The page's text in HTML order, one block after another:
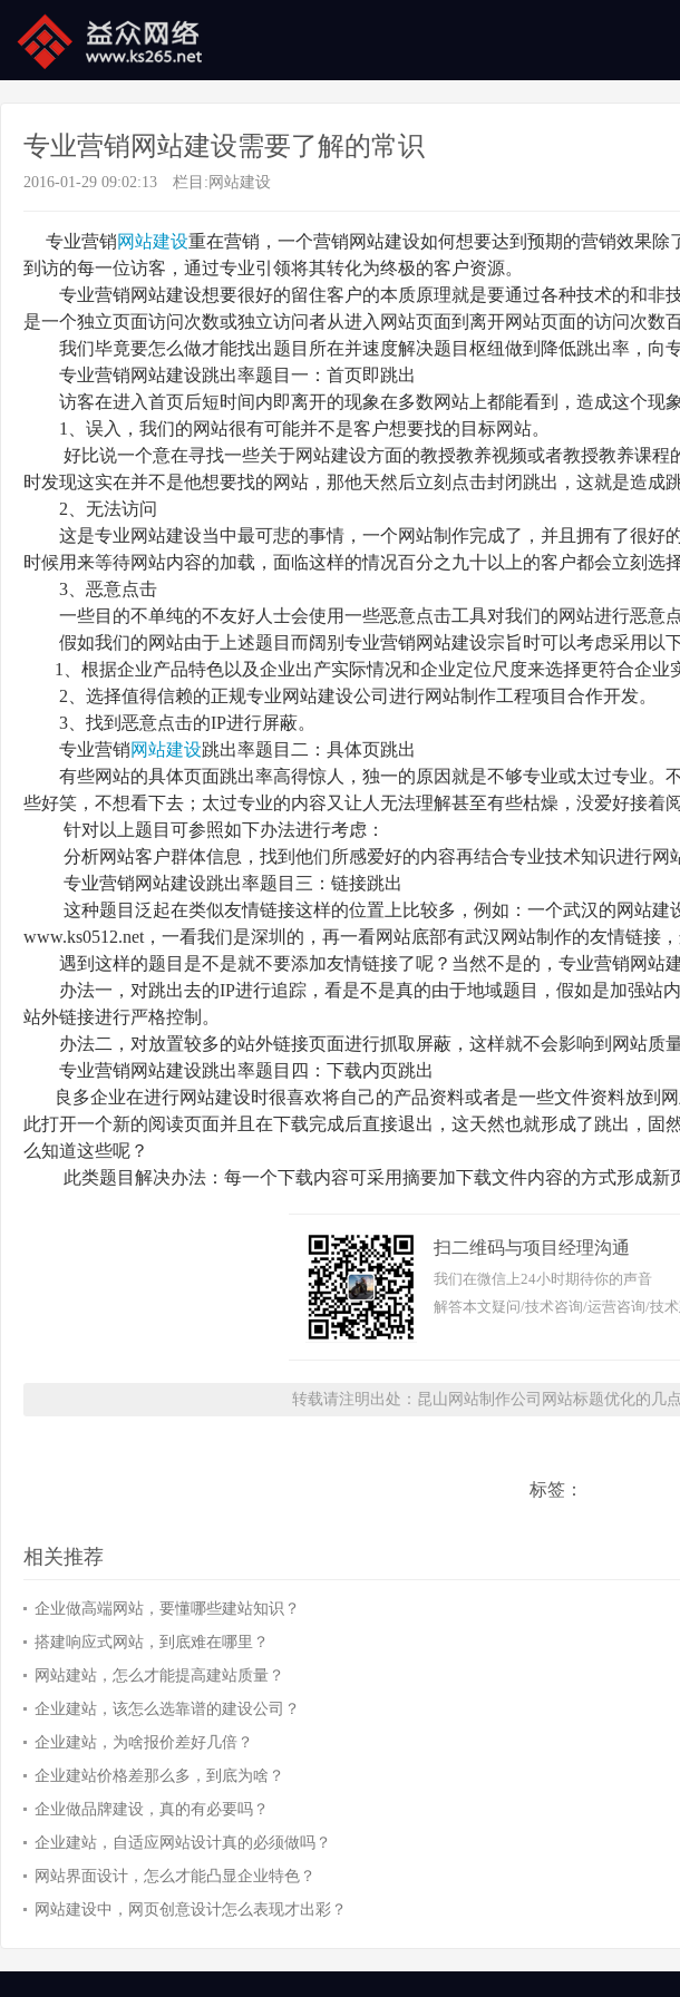
专业营销网站建设需要了解的常识
2016-01-29 09:02:13 栏目: 网站建设
专业营销网站建设重在营销，一个营销网站建设如何想要达到预期的营销效果
到访的每一位访客，通过专业引领将其转化为终极的客户资源。
专业营销网站建设想要很好的留住客户的本质原理就是要通过各种技术的和非
是一个独立页面访问次数或独立访问者从进入网站页面到离开网站页面的访问次数
我们毕竟要怎么做才能找出题目所在并速度解决题目枢纽做到降低跳出率，向
专业营销网站建设跳出率题目一：首页即跳出
访客在进入首页后短时间内即离开的现象在多数网站上都能看到，造成这个现象
1、误入，我们的网站很有可能并不是客户想要找的目标网站。
好比说一个意在寻找一些关于网站建设方面的教授教养视频或者教授教养课程
时发现这实在并不是他想要找的网站，那他天然后立刻点击封闭跳出，这就是造成
2、无法访问
这是专业网站建设当中最可悲的事情，一个网站制作完成了，并且拥有了很好
时候用来等待网站内容的加载，面临这样的情况百分之九十以上的客户都会立刻选
3、恶意点击
一些目的不单纯的不友好人士会使用一些恶意点击工具对我们的网站进行恶意点
假如我们的网站由于上述题目而阔别专业营销网站建设宗旨时可以考虑采用以下
1、根据企业产品特色以及企业出产实际情况和企业定位尺度来选择更符合企业
2、选择值得信赖的正规专业网站建设公司进行网站制作工程项目合作开发。
3、找到恶意点击的IP进行屏蔽。
专业营销网站建设跳出率题目二：具体页跳出
有些网站的具体页面跳出率高得惊人，独一的原因就是不够专业或太过专业。
些好笑，不想看下去；太过专业的内容又让人无法理解甚至有些枯燥，没爱好接着阅
针对以上题目可参照如下办法进行考虑：
分析网站客户群体信息，找到他们所感爱好的内容再结合专业技术知识进行网
专业营销网站建设跳出率题目三：链接跳出
这种题目泛起在类似友情链接这样的位置上比较多，例如：一个武汉的网站建
www.ks0512.net，一看我们是深圳的，再一看网站底部有武汉网站制作的友情链接
遇到这样的题目是不是就不要添加友情链接了呢？当然不是的，专业营销网站
办法一，对跳出去的IP进行追踪，看是不是真的由于地域题目，假如是加强站
站外链接进行严格控制。
办法二，对放置较多的站外链接页面进行抓取屏蔽，这样就不会影响到网站质量
专业营销网站建设跳出率题目四：下载内页跳出
良多企业在进行网站建设时很喜欢将自己的产品资料或者是一些文件资料放到
此打开一个新的阅读页面并且在下载完成后直接退出，这天然也就形成了跳出，固
么知道这些呢？
此类题目解决办法：每一个下载内容可采用摘要加下载文件内容的方式形成新
扫二维码与项目经理沟通
我们在微信上24小时期待你的声音
解答本文疑问/技术咨询/运营咨询/技
转载请注明出处：昆山网站制作公司网站标题优化的几
标签：
相关推荐
企业做高端网站，要懂哪些建站知识？
搭建响应式网站，到底难在哪里？
网站建站，怎么才能提高建站质量？
企业建站，该怎么选靠谱的建设公司？
企业建站，为啥报价差好几倍？
企业建站价格差那么多，到底为啥？
企业做品牌建设，真的有必要吗？
企业建站，自适应网站设计真的必须做吗？
网站界面设计，怎么才能凸显企业特色？
网站建设中，网页创意设计怎么表现才出彩？